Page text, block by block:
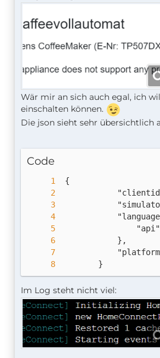
Wär mir an sich auch egal, ich
einschalten können.
Die json sieht sehr übersichtlich
Code
        }
Im Log steht nicht viel: